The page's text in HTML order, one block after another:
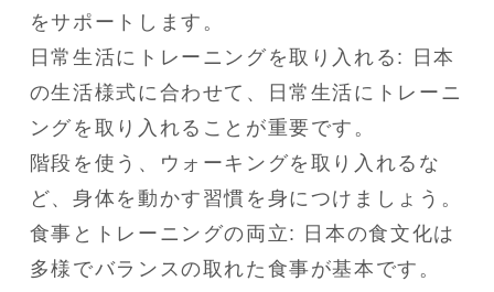
をサポートします。
日常生活にトレーニングを取り入れる: 日本
の生活様式に合わせて、日常生活にトレーニ
ングを取り入れることが重要です。
階段を使う、ウォーキングを取り入れるな
ど、身体を動かす習慣を身につけましょう。
食事とトレーニングの両立: 日本の食文化は
多様でバランスの取れた食事が基本です。